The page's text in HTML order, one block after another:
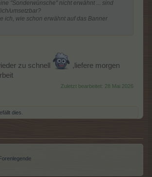
"Sonderwünsche" nicht erwähnt ... sind
umsetzbar?
ich, wie schon erwähnt auf das Banner
zu schnell
,liefere morgen
Zuletzt bearbeitet: 28 Mai 2026
dies.